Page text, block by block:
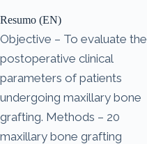
Resumo (EN)
Objective – To evaluate the
postoperative clinical
parameters of patients
undergoing maxillary bone
grafting. Methods – 20
maxillary bone grafting